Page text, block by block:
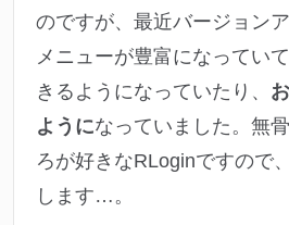
のですが、最近バージョン
メニューが豊富になってい
きるようになっていたり、
ようになっていました。無
ろが好きなRLoginですので
します…。